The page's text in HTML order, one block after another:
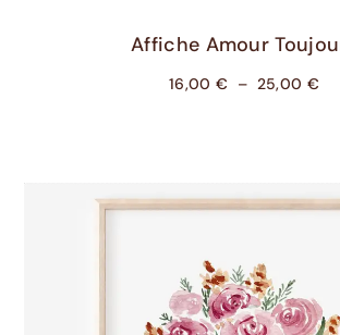
Affiche Amour
16,00 € – 25,00 €